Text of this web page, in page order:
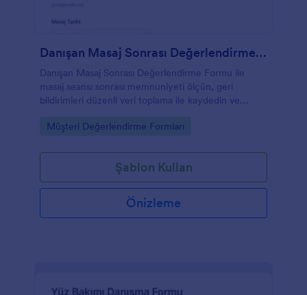
Danışan Masaj Sonrası Değerlendirme Formu
Danışan Masaj Sonrası Değerlendirme Formu ile
masaj seansı sonrası memnuniyeti ölçün, geri
bildirimleri düzenli veri toplama ile kaydedin ve
yönetin.
Go to Category:
Müşteri Değerlendirme Formları
Şablon Kullan
Önizleme